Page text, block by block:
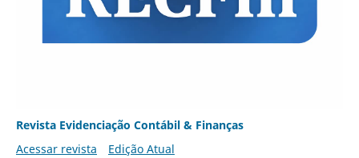
Revista Evidenciação Contábil & Finanças
Acessar revista
Edição Atual